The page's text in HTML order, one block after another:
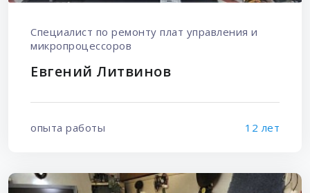
Специалист по ремонту плат управления и
микропроцессоров
Евгений Литвинов
опыта работы 12 лет